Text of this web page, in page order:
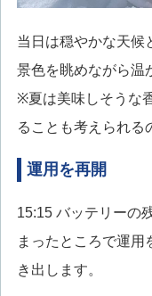
当日は穏やかな天候
景色を眺めながら温
※夏は美味しそうな
ることも考えられる
運用を再開
15:15 バッテリーの
まったところで運用
き出します。